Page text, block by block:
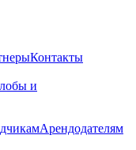
Контакты
и
Арендодателям